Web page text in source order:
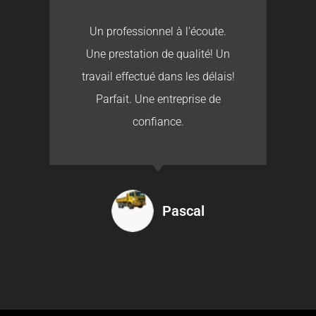
Un professionnel à l'écoute.
Une prestation de qualité! Un
travail effectué dans les délais!
Parfait. Une entreprise de
confiance.
Pascal